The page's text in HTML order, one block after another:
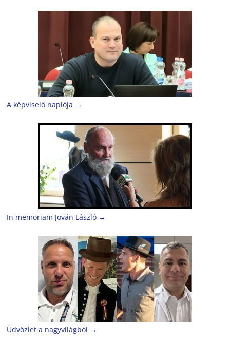
A képviselő naplója →
In memoriam Jován László →
Üdvözlet a nagyvilágból →